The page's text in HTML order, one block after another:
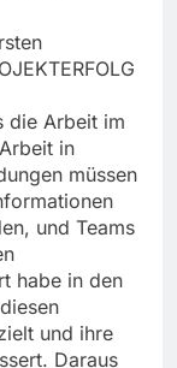
die Arbeit im
in
müssen
und Teams
habe in den
und ihre
Daraus